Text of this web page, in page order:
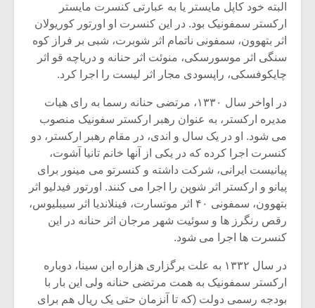
البته خود کاپل مایستر یا به عبارتی کنسرت مایستر
ارکستر سمفونیک بود. در این کنسرت او اورتور کوریولان
اثر بتهوون، سمفونی ناتمام اثر شوبرت، شبی بر فراز کوه
سنگی اثر موسورسکی، منوئت اثر حنانه و دریاچه قو اثر
چایکوفسکی، راپسودی مجار اثر لیست را اجرا کرد.
در اواخر سال ۱۳۳۰، مرتضی حنانه رسما به رای هیات
مدیره ارکستر، به عنوان رهبر ارکستر سفونیک منصوب
می شود. او در یک سال و اندی، در مقام رهبر ارکستر، دو
کنسرت اجرا کرده که در یکی از آنها خانم تانیا آشوت،
پیانیست ایرانی، شرکت داشته و کنسرتو می مینور برای
پیانو و ارکستر اثر شوپن را اجرا می کنند. اورتور فیدلیو اثر
بتهوون، سمفونی ۴۰ اثر موتسارت، فینلاندیا اثر سیبلیوس،
رقص رنگرز ها و سوئیت شهر مرجان اثر حنانه در این
کنسرت ها اجرا می شود.
در سال ۱۳۳۲ به علت برگزاری هزاره ابن سینا، دوباره
ارکستر سمفونیک به همت مرتضی حنانه ولی این بار با
بودجه رسمی دولت (که تا آنزمان حتی یک ریال هم برای